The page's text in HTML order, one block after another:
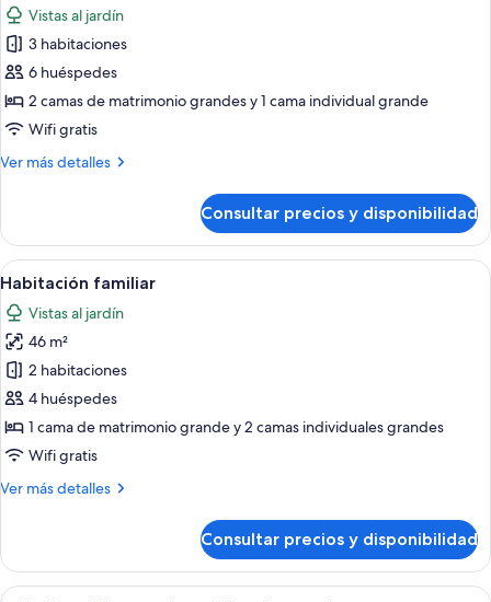
las
fotos
de
Villa
Royal
Vistas al jardín
3 habitaciones
6 huéspedes
2 camas de matrimonio grandes y 1 cama individual grande
Wifi gratis
Ver más detalles
Más
Royal
Consultar precios y disponibilidad
Abrir
todas
las
fotos
de
Habitación
familiar
Un espacio al aire libre con
6
Habitación familiar
Vistas al jardín
46 m²
2 habitaciones
4 huéspedes
1 cama de matrimonio grande y 2 camas individuales grandes
Wifi gratis
Ver más detalles
Más
familiar
Consultar precios y disponibilidad
Una habitación amplia con puerta